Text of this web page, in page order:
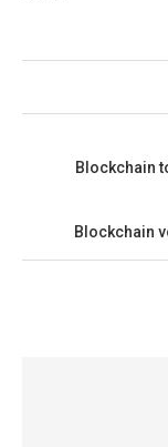
Blockchain
Blockchain